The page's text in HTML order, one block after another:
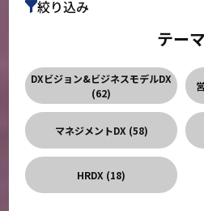
絞り込み
テーマ
DXビジョン&ビジネスモデルDX
(62)
マネジメントDX (58)
HRDX (18)